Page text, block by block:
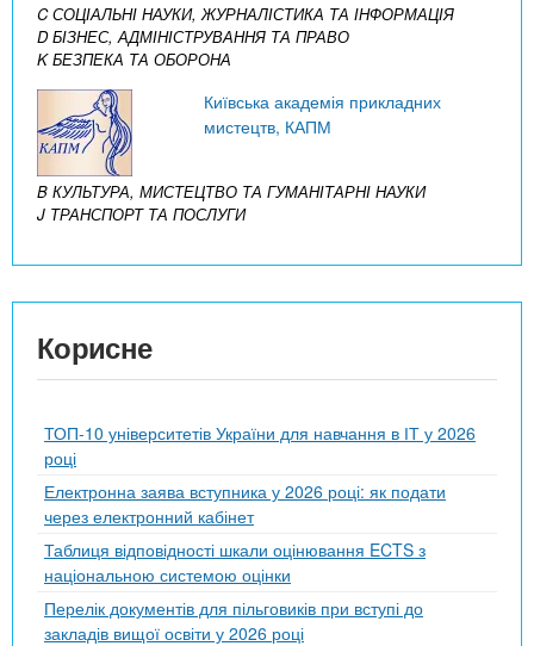
C СОЦІАЛЬНІ НАУКИ, ЖУРНАЛІСТИКА ТА ІНФОРМАЦІЯ
D БІЗНЕС, АДМІНІСТРУВАННЯ ТА ПРАВО
K БЕЗПЕКА ТА ОБОРОНА
Київська академія прикладних
мистецтв, КАПМ
B КУЛЬТУРА, МИСТЕЦТВО ТА ГУМАНІТАРНІ НАУКИ
J ТРАНСПОРТ ТА ПОСЛУГИ
Корисне
ТОП-10 університетів України для навчання в ІТ у 2026
році
Електронна заява вступника у 2026 році: як подати
через електронний кабінет
Таблиця відповідності шкали оцінювання ECTS з
національною системою оцінки
Перелік документів для пільговиків при вступі до
закладів вищої освіти у 2026 році